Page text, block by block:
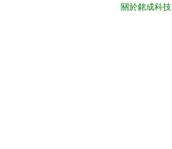
關於銘成科技